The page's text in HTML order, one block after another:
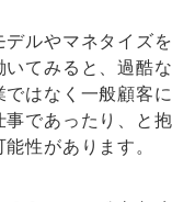
デルやマネタイズ
いてみると、過酷
ではなく一般顧客
事であったり、と
性があります。